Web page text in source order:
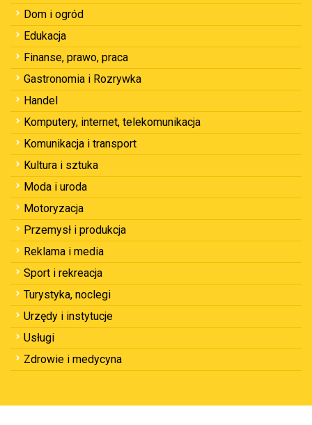
Dom i ogród
Edukacja
Finanse, prawo, praca
Gastronomia i Rozrywka
Handel
Komputery, internet, telekomunikacja
Komunikacja i transport
Kultura i sztuka
Moda i uroda
Motoryzacja
Przemysł i produkcja
Reklama i media
Sport i rekreacja
Turystyka, noclegi
Urzędy i instytucje
Usługi
Zdrowie i medycyna